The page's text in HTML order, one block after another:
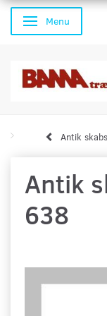
Skifte navigation
Menu
Antik
Antik
638